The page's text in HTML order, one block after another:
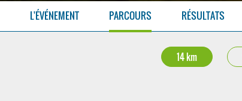
L'ÉVÉNEMENT PARCOURS RÉSULTATS
14 km